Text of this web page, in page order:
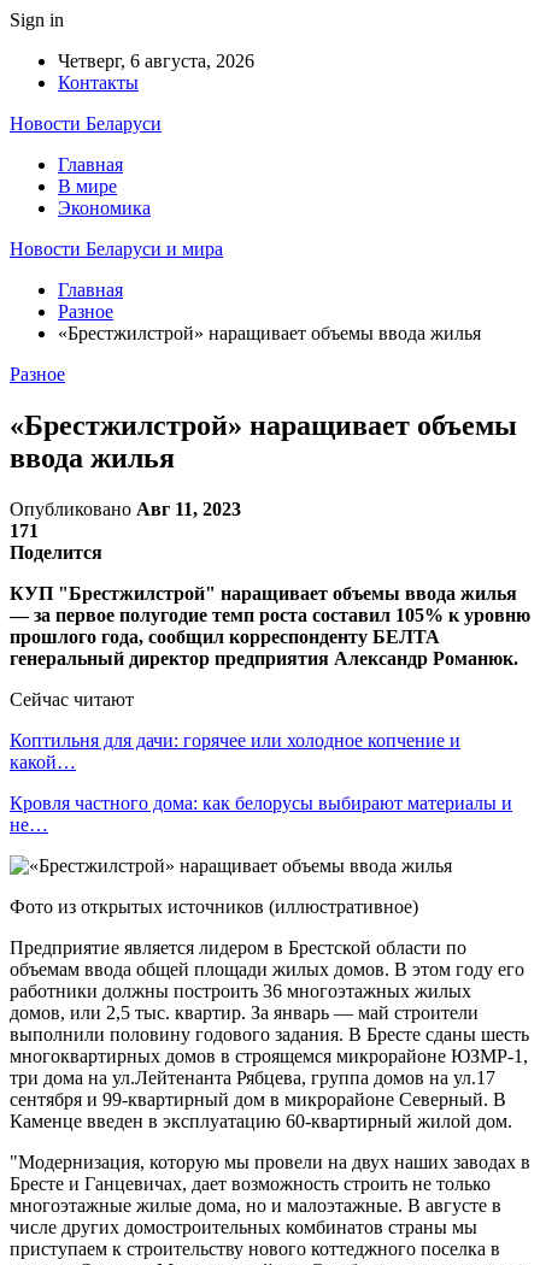
Sign in
Четверг, 6 августа, 2026
Контакты
Новости Беларуси
Главная
В мире
Экономика
Новости Беларуси и мира
Главная
Разное
«Брестжилстрой» наращивает объемы ввода жилья
Разное
«Брестжилстрой» наращивает объемы
ввода жилья
Опубликовано Авг 11, 2023
171
Поделится
КУП "Брестжилстрой" наращивает объемы ввода жилья
— за первое полугодие темп роста составил 105% к уровню
прошлого года, сообщил корреспонденту БЕЛТА
генеральный директор предприятия Александр Романюк.
Сейчас читают
Коптильня для дачи: горячее или холодное копчение и
какой…
Кровля частного дома: как белорусы выбирают материалы и
не…
Фото из открытых источников (иллюстративное)
Предприятие является лидером в Брестской области по
объемам ввода общей площади жилых домов. В этом году его
работники должны построить 36 многоэтажных жилых
домов, или 2,5 тыс. квартир. За январь — май строители
выполнили половину годового задания. В Бресте сданы шесть
многоквартирных домов в строящемся микрорайоне ЮЗМР-1,
три дома на ул.Лейтенанта Рябцева, группа домов на ул.17
сентября и 99-квартирный дом в микрорайоне Северный. В
Каменце введен в эксплуатацию 60-квартирный жилой дом.
"Модернизация, которую мы провели на двух наших заводах в
Бресте и Ганцевичах, дает возможность строить не только
многоэтажные жилые дома, но и малоэтажные. В августе в
числе других домостроительных комбинатов страны мы
приступаем к строительству нового коттеджного поселка в